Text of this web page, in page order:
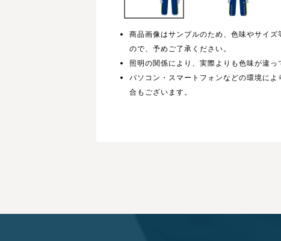
商品画像はサンプルのため、色味やサイ
ので、予めご了承ください。
照明の関係により、実際よりも色味が違っ
パソコン・スマートフォンなどの環境に
合もございます。